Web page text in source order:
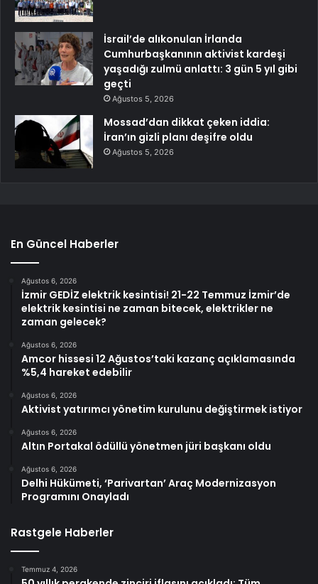
İsrail’de alıkonulan İrlanda
Cumhurbaşkanının aktivist kardeşi
yaşadığı zulmü anlattı: 3 gün 5 yıl gibi
geçti
Ağustos 5, 2026
Mossad’dan dikkat çeken iddia:
İran’ın gizli planı deşifre oldu
Ağustos 5, 2026
En Güncel Haberler
Ağustos 6, 2026
İzmir GEDİZ elektrik kesintisi! 21-22 Temmuz İzmir’de
elektrik kesintisi ne zaman bitecek, elektrikler ne
zaman gelecek?
Ağustos 6, 2026
Amcor hissesi 12 Ağustos’taki kazanç açıklamasında
%5,4 hareket edebilir
Ağustos 6, 2026
Aktivist yatırımcı yönetim kurulunu değiştirmek istiyor
Ağustos 6, 2026
Altın Portakal ödüllü yönetmen jüri başkanı oldu
Ağustos 6, 2026
Delhi Hükümeti, ‘Parivartan’ Araç Modernizasyon
Programını Onayladı
Rastgele Haberler
Temmuz 4, 2026